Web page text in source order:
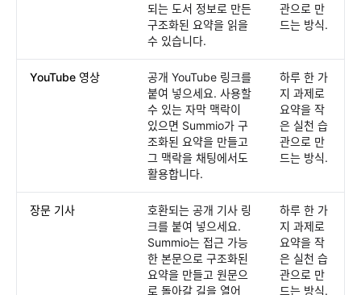
되는 도서 정보로 만든
구조화된 요약을 읽을
수 있습니다.
관으로 만
드는 방식.
YouTube 영상
공개 YouTube 링크를
붙여 넣으세요. 사용할
수 있는 자막 맥락이
있으면 Summio가 구
조화된 요약을 만들고
그 맥락을 채팅에서도
활용합니다.
하루 한 가
지 과제로
요약을 작
은 실천 습
관으로 만
드는 방식.
장문 기사
호환되는 공개 기사 링
크를 붙여 넣으세요.
Summio는 접근 가능
한 본문으로 구조화된
요약을 만들고 원문으
로 돌아갈 길을 열어
하루 한 가
지 과제로
요약을 작
은 실천 습
관으로 만
드는 방식.